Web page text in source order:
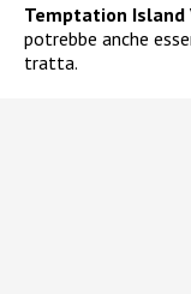
Temptation Island
potrebbe anche
tratta.